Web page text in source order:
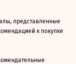
представленные
к покупке